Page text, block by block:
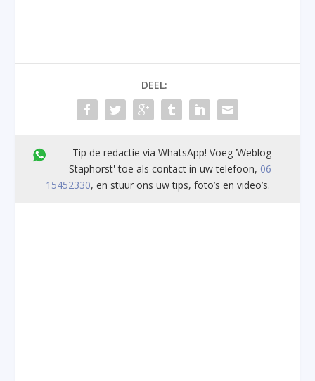
DEEL:
Tip de redactie via WhatsApp! Voeg ’Weblog
Staphorst' toe als contact in uw telefoon, 06-
15452330, en stuur ons uw tips, foto’s en video’s.